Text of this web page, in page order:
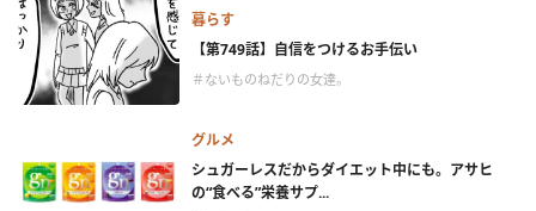
暮らす
【第749話】自信をつけるお手伝い
＃ないものねだりの女達。
グルメ
シュガーレスだからダイエット中にも。アサヒ
の“食べる”栄養サプ...